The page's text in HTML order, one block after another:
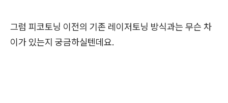
그럼 피코토닝 이전의 기존 레이저토닝 방식과는 무슨 차
이가 있는지 궁금하실텐데요.